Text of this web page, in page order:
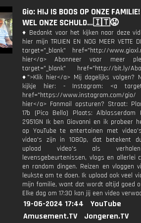
Gio: HIJ IS BOOS OP ONZE
WEL ONZE SCHULD…🇮🇹😡
♦ Bedankt voor het kijken naar deze
hier mijn TRUIEN EN NOG MEER VETTE
target="_blank" href="http://
hier</a> Abonneer voor meer
target="_blank" href="http://bit.ly/
♦">Klik hier</a> Mij dagelijks volgen?
kijkje hier: - Instagram: <a
href="https://www.instagram.com/
hier</a> Fanmail opsturen? Straat:
17b (Pico Bello) Plaats: Alblasserdam
2951GN Ik ben Giovanni en ik probeer
op YouTube te entertainen met
video's zijn in 1080p, dat betekent
upload video's als
levensgebeurtenissen, vlogs en allerlei
en random dingen. Reizen en vloggen
leukste om te doen. Ik upload ook veel
mijn familie, want dat wordt altijd goed
Elke dag om 17:30 kan jij een video
19-06-2024 17:44
YouTube
Amusement.TV
Jongeren.TV